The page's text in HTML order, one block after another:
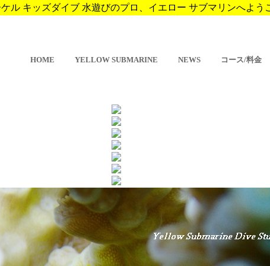
ル キッズダイブ 水遊びのプロ、イエロー サブマリンへよう
HOME YELLOW SUBMARINE NEWS コース/料金